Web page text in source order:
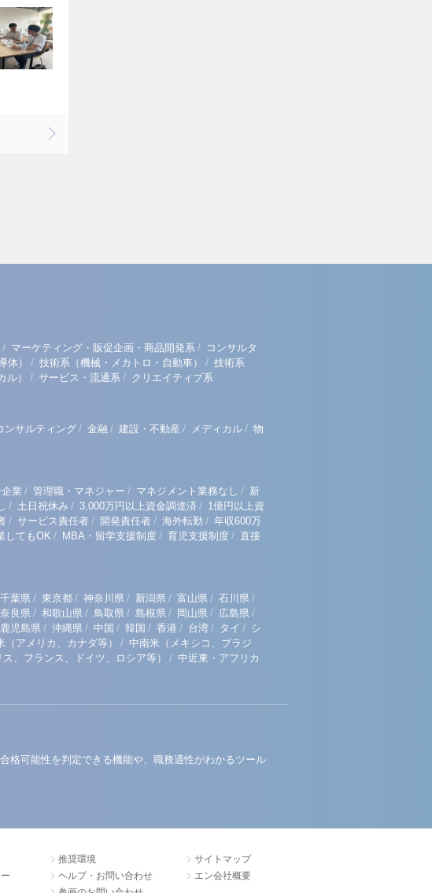
/ マーケティング・販促企画・商品開発系 / コンサルタ
体） / 技術系（機械・メカトロ・自動車） / 技術系
） / サービス・流通系 / クリエイティブ系
ンサルティング / 金融 / 建設・不動産 / メディカル / 物
業 / 管理職・マネジャー / マネジメント業務なし / 新
/ 土日祝休み / 3,000万円以上資金調達済 / 1億円以上資
/ サービス責任者 / 開発責任者 / 海外転勤 / 年収600万
してもOK / MBA・留学支援制度 / 育児支援制度 / 直接
千葉県 / 東京都 / 神奈川県 / 新潟県 / 富山県 / 石川県 /
奈良県 / 和歌山県 / 鳥取県 / 島根県 / 岡山県 / 広島県 /
鹿児島県 / 沖縄県 / 中国 / 韓国 / 香港 / 台湾 / タイ / シ
（アメリカ、カナダ等） / 中南米（メキシコ、ブラジ
、フランス、ドイツ、ロシア等） / 中近東・アフリカ
格可能性を判定できる機能や、職務適性がわかるツール
推奨環境
ヘルプ・お問い合わせ
サイトマップ
エン会社概要